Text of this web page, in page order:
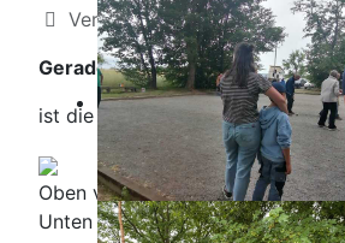
Details
Veröffentlicht: 04. September
Gerade noch mal gut gegangen
ist die diesjährige
Oben v. l.: Vincent Probst, Aaron
Unten v. l.: Domino Probst,